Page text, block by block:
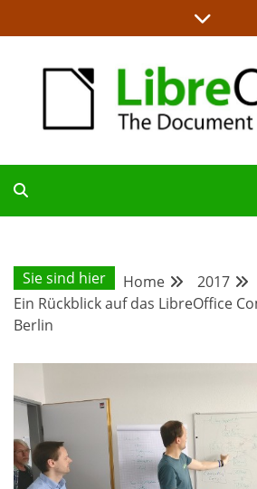
to
BLOG
Sie sind hier Home 2017
Ein Rückblick auf das LibreOffice
Berlin